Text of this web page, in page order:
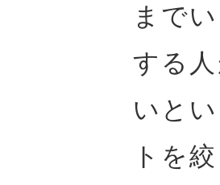
まで
する
いと
トを